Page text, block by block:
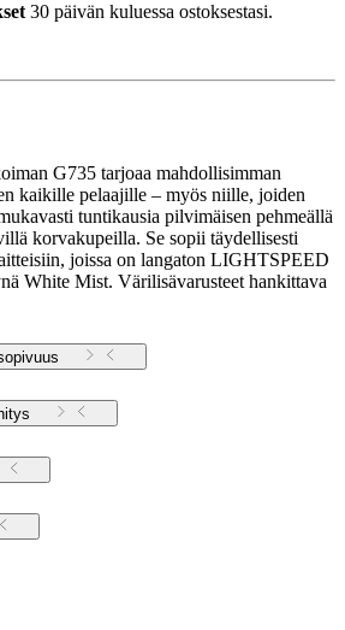
30 päivän kuluessa ostoksestasi.
G735 tarjoaa mahdollisimman
kaikille pelaajille – myös niille, joiden
tuntikausia pilvimäisen pehmeällä
korvakupeilla. Se sopii täydellisesti
joissa on langaton LIGHTSPEED
White Mist. Värilisävarusteet hankittava